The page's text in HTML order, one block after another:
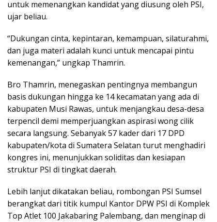
untuk memenangkan kandidat yang diusung oleh PSI,
ujar beliau.
“Dukungan cinta, kepintaran, kemampuan, silaturahmi,
dan juga materi adalah kunci untuk mencapai pintu
kemenangan,” ungkap Thamrin.
Bro Thamrin, menegaskan pentingnya membangun
basis dukungan hingga ke 14 kecamatan yang ada di
kabupaten Musi Rawas, untuk menjangkau desa-desa
terpencil demi memperjuangkan aspirasi wong cilik
secara langsung. Sebanyak 57 kader dari 17 DPD
kabupaten/kota di Sumatera Selatan turut menghadiri
kongres ini, menunjukkan soliditas dan kesiapan
struktur PSI di tingkat daerah.
Lebih lanjut dikatakan beliau, rombongan PSI Sumsel
berangkat dari titik kumpul Kantor DPW PSI di Komplek
Top Atlet 100 Jakabaring Palembang, dan menginap di